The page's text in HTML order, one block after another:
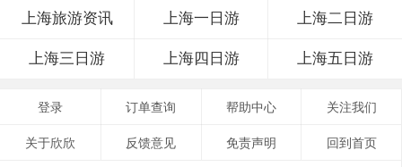
上海旅游资讯 上海一日游 上海二日游
上海三日游 上海四日游 上海五日游
登录 订单查询 帮助中心 关注我们
关于欣欣 反馈意见 免责声明 回到首页